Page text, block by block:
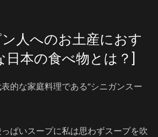
ン人へのお土産におす
本の食べ物とは？]
的な家庭料理である“シニガンスー
ぱいスープに私は思わずスープを吹